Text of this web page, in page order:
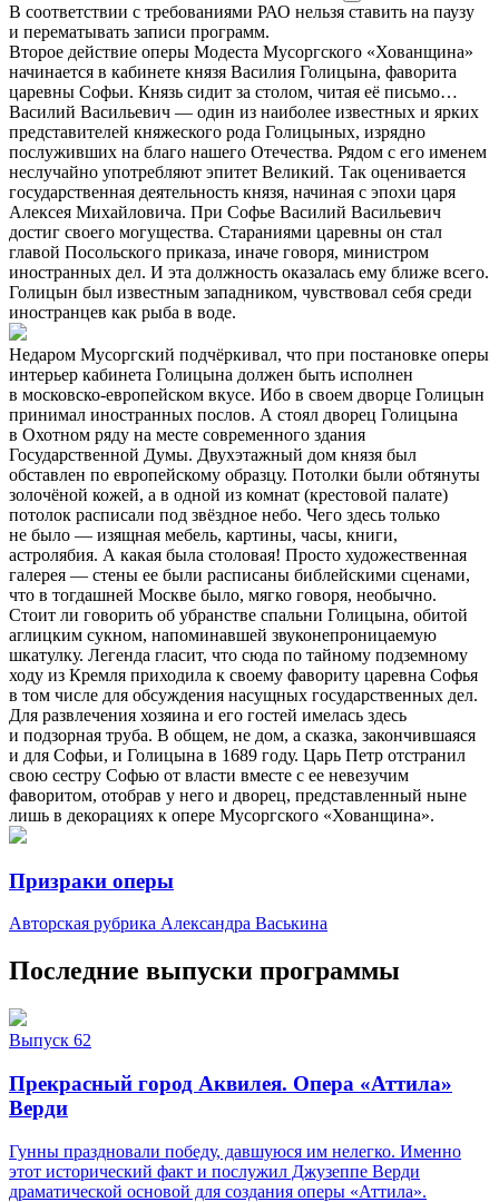
В соответствии с требованиями РАО нельзя ставить на паузу
и перематывать записи программ.
Второе действие оперы Модеста Мусоргского «Хованщина»
начинается в кабинете князя Василия Голицына, фаворита
царевны Софьи. Князь сидит за столом, читая её письмо…
Василий Васильевич — один из наиболее известных и ярких
представителей княжеского рода Голицыных, изрядно
послуживших на благо нашего Отечества. Рядом с его именем
неслучайно употребляют эпитет Великий. Так оценивается
государственная деятельность князя, начиная с эпохи царя
Алексея Михайловича. При Софье Василий Васильевич
достиг своего могущества. Стараниями царевны он стал
главой Посольского приказа, иначе говоря, министром
иностранных дел. И эта должность оказалась ему ближе всего.
Голицын был известным западником, чувствовал себя среди
иностранцев как рыба в воде.
Недаром Мусоргский подчёркивал, что при постановке оперы
интерьер кабинета Голицына должен быть исполнен
в московско-европейском вкусе. Ибо в своем дворце Голицын
принимал иностранных послов. А стоял дворец Голицына
в Охотном ряду на месте современного здания
Государственной Думы. Двухэтажный дом князя был
обставлен по европейскому образцу. Потолки были обтянуты
золочёной кожей, а в одной из комнат (крестовой палате)
потолок расписали под звёздное небо. Чего здесь только
не было — изящная мебель, картины, часы, книги,
астролябия. А какая была столовая! Просто художественная
галерея — стены ее были расписаны библейскими сценами,
что в тогдашней Москве было, мягко говоря, необычно.
Стоит ли говорить об убранстве спальни Голицына, обитой
аглицким сукном, напоминавшей звуконепроницаемую
шкатулку. Легенда гласит, что сюда по тайному подземному
ходу из Кремля приходила к своему фавориту царевна Софья
в том числе для обсуждения насущных государственных дел.
Для развлечения хозяина и его гостей имелась здесь
и подзорная труба. В общем, не дом, а сказка, закончившаяся
и для Софьи, и Голицына в 1689 году. Царь Петр отстранил
свою сестру Софью от власти вместе с ее невезучим
фаворитом, отобрав у него и дворец, представленный ныне
лишь в декорациях к опере Мусоргского «Хованщина».
Призраки оперы
Авторская рубрика Александра Васькина
Последние выпуски программы
Выпуск 62
Прекрасный город Аквилея. Опера «Аттила»
Верди
Гунны праздновали победу, давшуюся им нелегко. Именно
этот исторический факт и послужил Джузеппе Верди
драматической основой для создания оперы «Аттила».